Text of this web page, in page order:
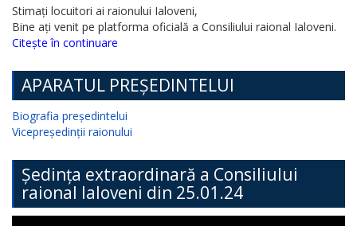
Stimați locuitori ai raionului Ialoveni,
Bine ați venit pe platforma oficială a Consiliului raional Ialoveni.
Citește în continuare
APARATUL PREȘEDINTELUI
Biografia președintelui
Vicepreședinții raionului
Ședința extraordinară a Consiliului
raional Ialoveni din 25.01.24